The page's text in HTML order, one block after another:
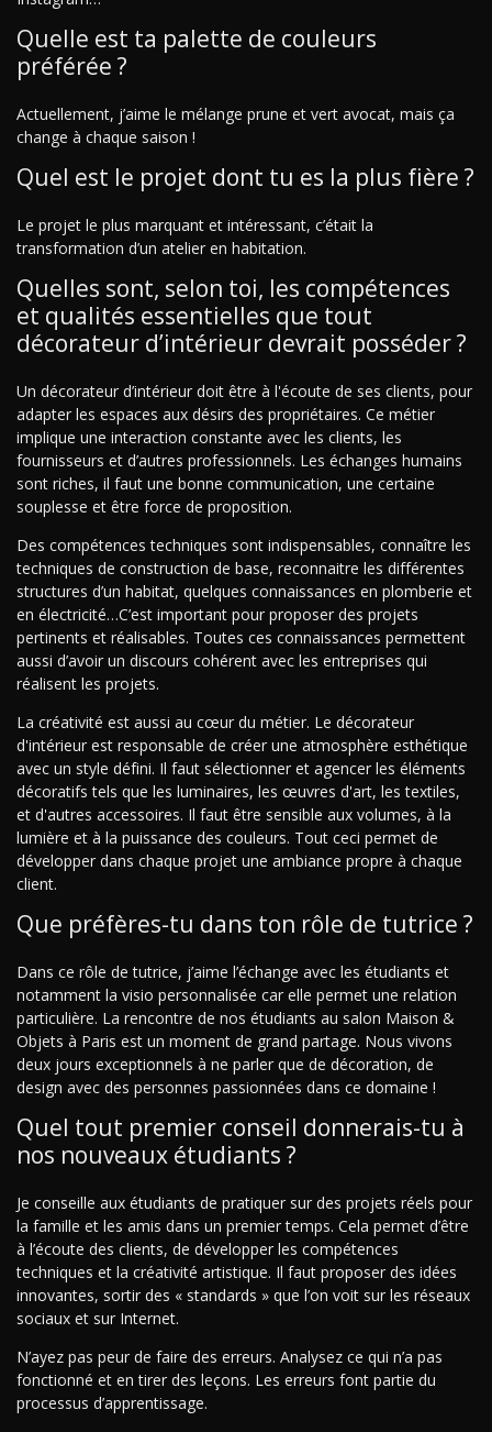
Quelle est ta palette de couleurs
préférée ?
Actuellement, j’aime le mélange prune et vert avocat, mais ça
change à chaque saison !
Quel est le projet dont tu es la plus fière ?
Le projet le plus marquant et intéressant, c’était la
transformation d’un atelier en habitation.
Quelles sont, selon toi, les compétences
et qualités essentielles que tout
décorateur d’intérieur devrait posséder ?
Un décorateur d’intérieur doit être à l'écoute de ses clients, pour
adapter les espaces aux désirs des propriétaires. Ce métier
implique une interaction constante avec les clients, les
fournisseurs et d’autres professionnels. Les échanges humains
sont riches, il faut une bonne communication, une certaine
souplesse et être force de proposition.
Des compétences techniques sont indispensables, connaître les
techniques de construction de base, reconnaitre les différentes
structures d’un habitat, quelques connaissances en plomberie et
en électricité…C’est important pour proposer des projets
pertinents et réalisables. Toutes ces connaissances permettent
aussi d’avoir un discours cohérent avec les entreprises qui
réalisent les projets.
La créativité est aussi au cœur du métier. Le décorateur
d'intérieur est responsable de créer une atmosphère esthétique
avec un style défini. Il faut sélectionner et agencer les éléments
décoratifs tels que les luminaires, les œuvres d'art, les textiles,
et d'autres accessoires. Il faut être sensible aux volumes, à la
lumière et à la puissance des couleurs. Tout ceci permet de
développer dans chaque projet une ambiance propre à chaque
client.
Que préfères-tu dans ton rôle de tutrice ?
Dans ce rôle de tutrice, j’aime l’échange avec les étudiants et
notamment la visio personnalisée car elle permet une relation
particulière. La rencontre de nos étudiants au salon Maison &
Objets à Paris est un moment de grand partage. Nous vivons
deux jours exceptionnels à ne parler que de décoration, de
design avec des personnes passionnées dans ce domaine !
Quel tout premier conseil donnerais-tu à
nos nouveaux étudiants ?
Je conseille aux étudiants de pratiquer sur des projets réels pour
la famille et les amis dans un premier temps. Cela permet d’être
à l’écoute des clients, de développer les compétences
techniques et la créativité artistique. Il faut proposer des idées
innovantes, sortir des « standards » que l’on voit sur les réseaux
sociaux et sur Internet.
N’ayez pas peur de faire des erreurs. Analysez ce qui n’a pas
fonctionné et en tirer des leçons. Les erreurs font partie du
processus d’apprentissage.